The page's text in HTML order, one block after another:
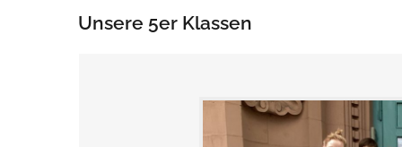
Unsere 5er Klassen